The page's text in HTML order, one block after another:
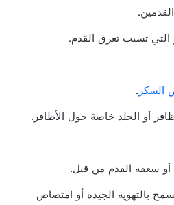
التي تسبب تعرق القدم.
السكر.
أو الجلد خاصة حول الأظافر.
أو سعفة القدم من قبل.
بالتهوية الجيدة أو امتصاص